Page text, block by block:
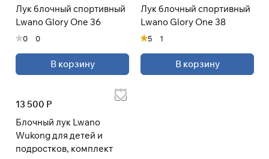
Лук блочный спортивный
Lwano Glory One 36
0 0
В корзину
Лук блочный спортивный
Lwano Glory One 38
5 1
В корзину
13 500 Р
Блочный лук Lwano
Wukong для детей и
подростков, комплект
картой любого банка
Получайте товар
выбранный способом
Оставшиеся75
списыватьсяс вашей карты
* При оплате через